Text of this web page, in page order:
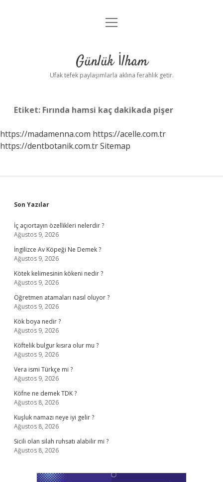
Anasayfa
Yasal Uyarı
menüyü
Günlük İlham
Ufak tefek paylaşımlarla aklına ferahlık getir.
Etiket: Fırında hamsi kaç dakikada pişer
https://madamenna.com https://acelle.com.tr
https://dentbotanik.com.trSitemap
Sidebar
Son Yazılar
İç açıortayın özellikleri nelerdir ?
Ağustos 9, 2026
İngilizce Av Köpeği Ne Demek ?
Ağustos 9, 2026
Kötek kelimesinin kökeni nedir ?
Ağustos 9, 2026
Öğretmen atamaları nasıl oluyor ?
Ağustos 9, 2026
Kök boya nedir ?
Ağustos 9, 2026
Köftelik bulgur kısıra olur mu ?
Ağustos 9, 2026
Vera ismi Türkçe mi ?
Ağustos 9, 2026
Köfne ne demek TDK ?
Ağustos 8, 2026
Kuşluk namazı neye iyi gelir ?
Ağustos 8, 2026
Sicili olan silah ruhsatı alabilir mi ?
Ağustos 8, 2026